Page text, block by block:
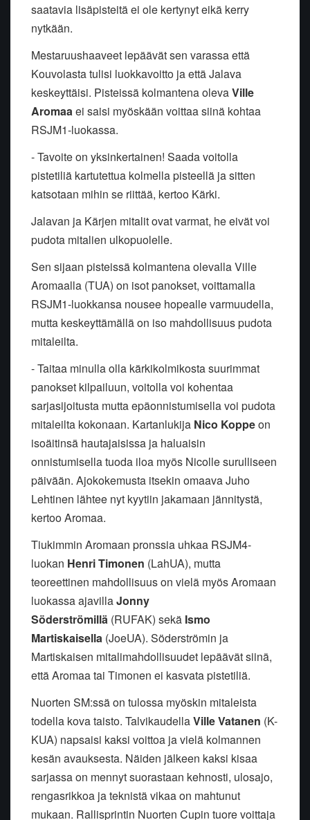
saatavia lisäpisteitä ei ole kertynyt eikä kerry
nytkään.
Mestaruushaaveet lepäävät sen varassa että
Kouvolasta tulisi luokkavoitto ja että Jalava
keskeyttäisi. Pisteissä kolmantena olevaVille
Aromaaei saisi myöskään voittaa siinä kohtaa
RSJM1-luokassa.
- Tavoite on yksinkertainen! Saada voitolla
pistetiliä kartutettua kolmella pisteellä ja sitten
katsotaan mihin se riittää, kertoo Kärki.
Jalavan ja Kärjen mitalit ovat varmat, he eivät voi
pudota mitalien ulkopuolelle.
Sen sijaan pisteissä kolmantena olevalla Ville
Aromaalla (TUA) on isot panokset, voittamalla
RSJM1-luokkansa nousee hopealle varmuudella,
mutta keskeyttämällä on iso mahdollisuus pudota
mitaleilta.
- Taitaa minulla olla kärkikolmikosta suurimmat
panokset kilpailuun, voitolla voi kohentaa
sarjasijoitusta mutta epäonnistumisella voi pudota
mitaleilta kokonaan. Kartanlukija Nico Koppeon
isoäitinsä hautajaisissa ja haluaisin
onnistumisella tuoda iloa myös Nicolle surulliseen
päivään. Ajokokemusta itsekin omaava Juho
Lehtinen lähtee nyt kyytiin jakamaan jännitystä,
kertoo Aromaa.
Tiukimmin Aromaan pronssia uhkaa RSJM4-
luokan Henri Timonen (LahUA), mutta
teoreettinen mahdollisuus on vielä myös Aromaan
luokassa ajavillaJonny
Söderströmillä (RUFAK) sekä Ismo
Martiskaisella (JoeUA). Söderströmin ja
Martiskaisen mitalimahdollisuudet lepäävät siinä,
että Aromaa tai Timonen ei kasvata pistetiliä.
Nuorten SM:ssä on tulossa myöskin mitaleista
todella kova taisto. TalvikaudellaVille Vatanen (K-
KUA) napsaisi kaksi voittoa ja vielä kolmannen
kesän avauksesta. Näiden jälkeen kaksi kisaa
sarjassa on mennyt suorastaan kehnosti, ulosajo,
rengasrikkoa ja teknistä vikaa on mahtunut
mukaan. Rallisprintin Nuorten Cupin tuore voittaja